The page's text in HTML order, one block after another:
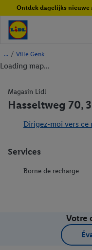
Ontdek dagelijks nieuwe
/ Ville Genk
Loading map...
Magasin Lidl
Hasseltweg 70,
Dirigez-moi vers ce
Services
Borne de recharge
Votre